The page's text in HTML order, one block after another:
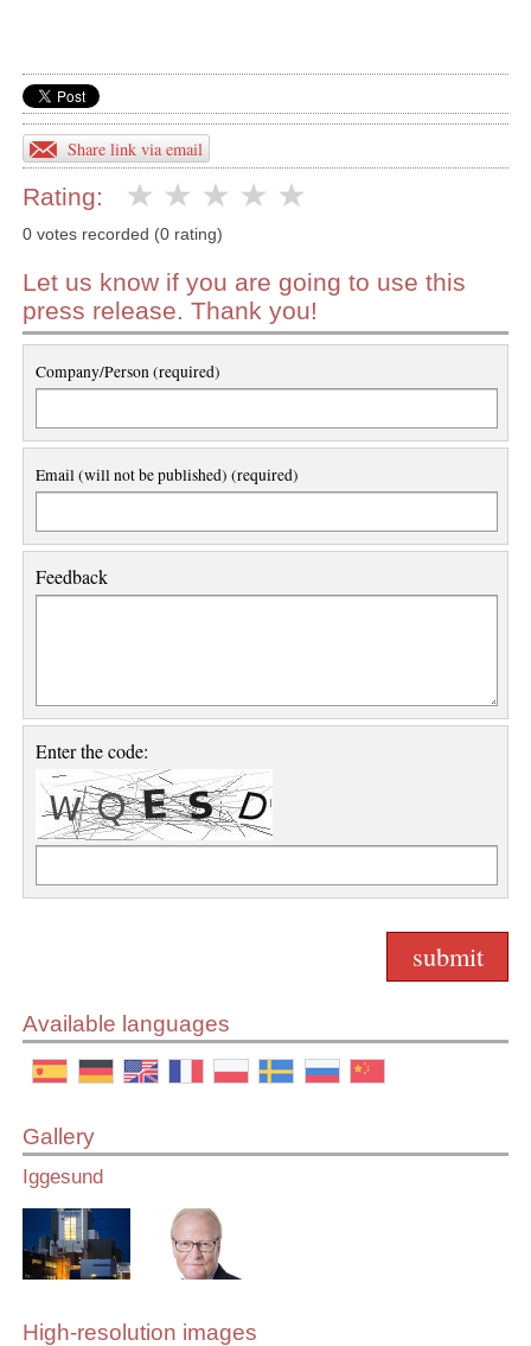
Share link via email
Rating:
0 votes recorded (0 rating)
Let us know if you are going to use this
press release. Thank you!
Company/Person (required)
Email (will not be published) (required)
Feedback
Enter the code:
Available languages
Gallery
Iggesund
High-resolution images